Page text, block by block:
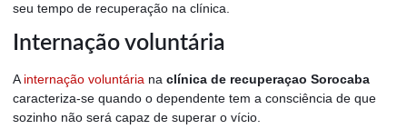
seu tempo de recuperação na clínica.
Internação voluntária
A internação voluntária na clínica de recuperaçao Sorocaba
caracteriza-se quando o dependente tem a consciência de que
sozinho não será capaz de superar o vício.